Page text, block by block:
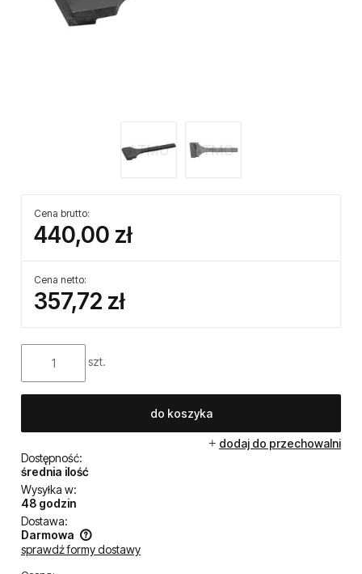
Cena brutto:
440,00 zł
Cena netto:
357,72 zł
szt.
do koszyka
dodaj do przechowalni
Dostępność:
średnia ilość
Wysyłka w:
48 godzin
Dostawa:
Darmowa
Cena nie zawiera ewentualnych kosztów płatności
sprawdź formy dostawy